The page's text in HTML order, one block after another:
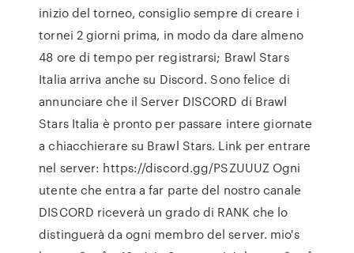
inizio del torneo, consiglio sempre di creare i
tornei 2 giorni prima, in modo da dare almeno
48 ore di tempo per registrarsi; Brawl Stars
Italia arriva anche su Discord. Sono felice di
annunciare che il Server DISCORD di Brawl
Stars Italia è pronto per passare intere giornate
a chiacchierare su Brawl Stars. Link per entrare
nel server: https://discord.gg/PSZUUUZ Ogni
utente che entra a far parte del nostro canale
DISCORD riceverà un grado di RANK che lo
distinguerà da ogni membro del server. mio's